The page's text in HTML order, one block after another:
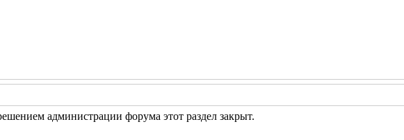
администрации форума этот раздел закрыт.